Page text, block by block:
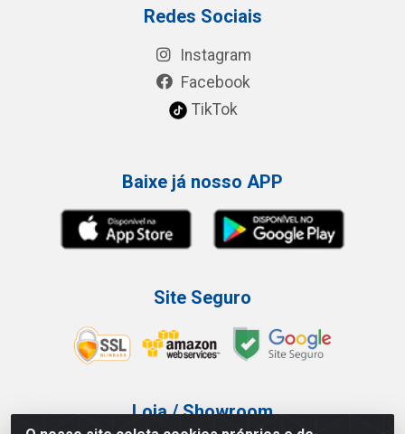
Redes Sociais
Instagram
Facebook
TikTok
Baixe já nosso APP
Site Seguro
Loja / Showroom